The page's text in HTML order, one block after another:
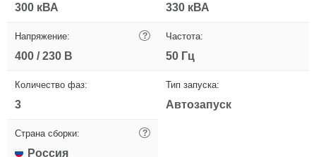
300 кВА 330 кВА
Напряжение: ?
400 / 230 В
Частота:
50 Гц
Количество фаз:
3
Тип запуска:
Автозапуск
Страна сборки: ?
Россия